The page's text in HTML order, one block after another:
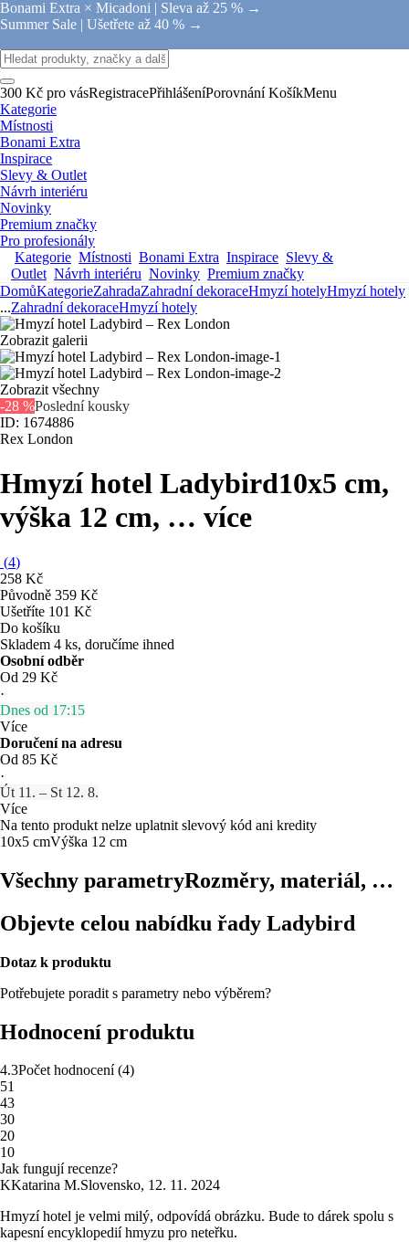
Bonami Extra × Micadoni | Sleva až 25 % →
Summer Sale | Ušetřete až 40 % →
300 Kč pro vásRegistracePřihlášeníPorovnání KošíkMenu
Kategorie
Místnosti
Bonami Extra
Inspirace
Slevy & Outlet
Návrh interiéru
Novinky
Premium značky
Pro profesionály
Kategorie Místnosti Bonami Extra Inspirace Slevy &
Outlet Návrh interiéru Novinky Premium značky
DomůKategorieZahradaZahradní dekoraceHmyzí hotelyHmyzí hotely
...Zahradní dekoraceHmyzí hotely
Zobrazit galerii
Zobrazit všechny
-28 %Poslední kousky
ID: 1674886
Rex London
Hmyzí hotel Ladybird10x5 cm,
výška 12 cm, … více
(4)
258 Kč
Původně 359 Kč
Ušetříte 101 Kč
Do košíku
Skladem 4 ks, doručíme ihned
Osobní odběr
Od 29 Kč
·
Dnes od 17:15
Více
Doručení na adresu
Od 85 Kč
·
Út 11. – St 12. 8.
Více
Na tento produkt nelze uplatnit slevový kód ani kredity
10x5 cmVýška 12 cm
Všechny parametryRozměry, materiál, …
Objevte celou nabídku řady Ladybird
Dotaz k produktu
Potřebujete poradit s parametry nebo výběrem?
Hodnocení produktu
4.3Počet hodnocení(4)
51
43
30
20
10
Jak fungují recenze?
KKatarina M.Slovensko, 12. 11. 2024
Hmyzí hotel je velmi milý, odpovídá obrázku. Bude to dárek spolu s
kapesní encyklopedií hmyzu pro neteřku.